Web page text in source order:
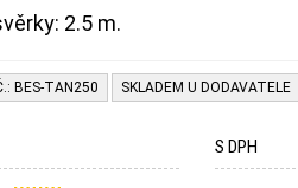
2.5 m.
BES-TAN250 SKLADEM U DODAVATELE
S DPH